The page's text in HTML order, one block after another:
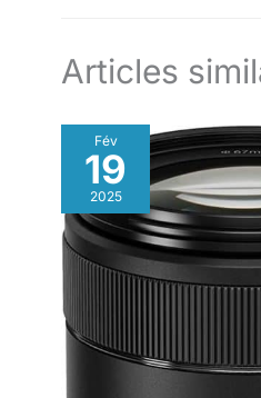
les
de
Articles
Fév
19
2025